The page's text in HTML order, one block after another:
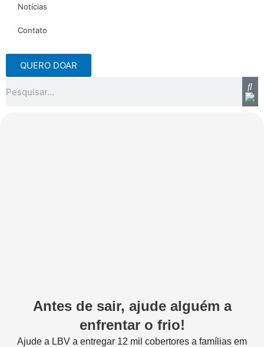
Notícias
Contato
QUERO DOAR
Antes de sair, ajude alguém a
enfrentar o frio!
Ajude a LBV a entregar 12 mil cobertores a famílias em